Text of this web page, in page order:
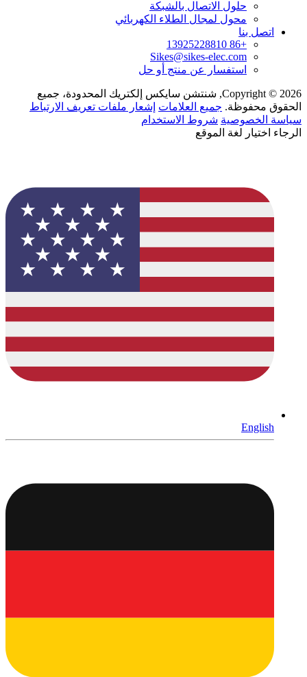
حلول الاتصال بالشبكة
محول لمجال الطلاء الكهربائي
اتصل بنا
+86 13925228810
Sikes@sikes-elec.com
استفسار عن منتج أو حل
Copyright © 2026, شنتشن سايكس إلكتريك المحدودة، جميع
الحقوق محفوظة. جميع العلامات إشعار ملفات تعريف الارتباط
سياسة الخصوصية شروط الاستخدام
الرجاء اختيار لغة الموقع
English